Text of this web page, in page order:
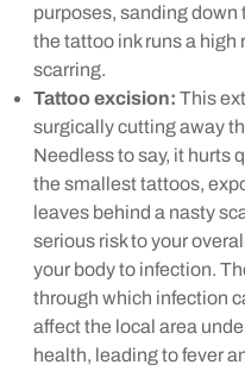
purposes, sanding
the tattoo ink runs a high
scarring.
Tattoo excision: This
surgically cutting away
Needless to say, it hurts
the smallest tattoos,
leaves behind a nasty
serious risk to your
your body to infection.
through which infection
affect the local area
health, leading to fever